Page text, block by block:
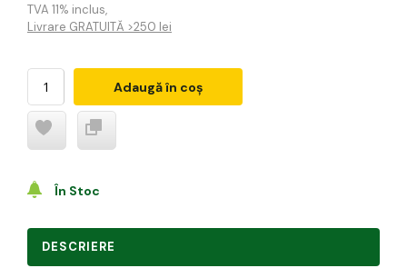
TVA 11% inclus,
Livrare GRATUITĂ >250 lei
Adaugă în coș
În Stoc
DESCRIERE